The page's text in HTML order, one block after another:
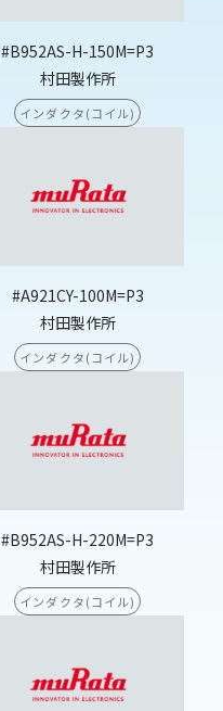
#B952AS-H-150M=P3
村田製作所
インダクタ(コイル)
#A921CY-100M=P3
村田製作所
インダクタ(コイル)
#B952AS-H-220M=P3
村田製作所
インダクタ(コイル)